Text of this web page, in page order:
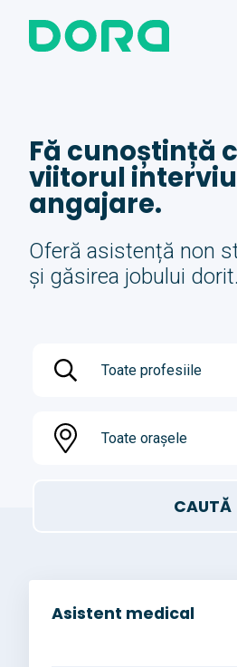
Fă cunoștință
viitorul
angajare.
Oferă asistență non
și găsirea jobului dorit.
Toate profesiile
Toate orașele
Asistent medical